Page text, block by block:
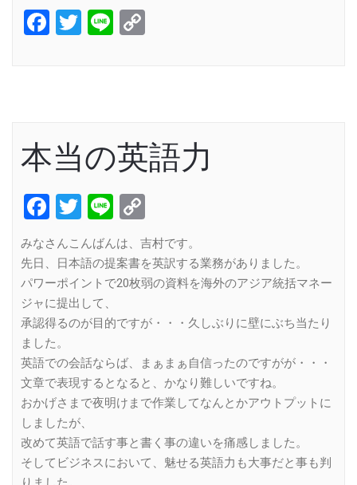
Facebook
Twitter
Line
本当の英語力
Facebook
Twitter
Line
Link
みなさんこんばんは、吉村です。
先日、日本語の提案書を英訳する業務がありました。
パワーポイントで20枚弱の資料を海外のアジア統括マネー
ジャに提出して、
承認得るのが目的ですが・・・久しぶりに壁にぶち当たり
ました。
英語での会話ならば、まぁまぁ自信ったのですがが・・・
文章で表現するとなると、かなり難しいですね。
おかげさまで夜明けまで作業してなんとかアウトプットに
しましたが、
改めて英語で話す事と書く事の違いを痛感しました。
そしてビジネスにおいて、魅せる英語力も大事だと事も判